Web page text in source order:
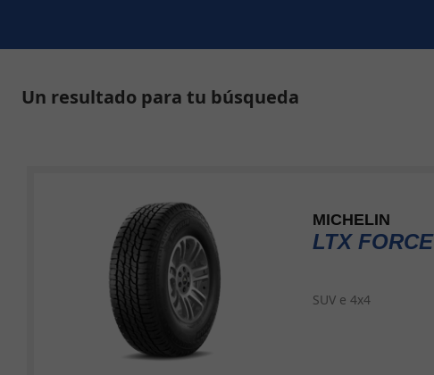
Un resultado para tu búsqueda
MICHELIN
LTX FORCE
SUV e 4x4